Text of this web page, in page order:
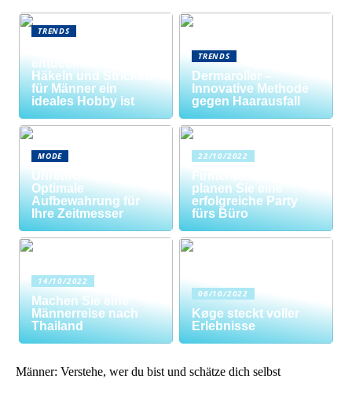
TRENDS
entdecken: Warum
Häkeln und Stricken
für Männer ein
ideales Hobby ist
TRENDS
Dermaroller –
Innovative Methode
gegen Haarausfall
MODE
Uhrenrolle: Die
Optimale
Aufbewahrung für
Ihre Zeitmesser
22/10/2022
Firmenfeier? So
planen Sie eine
erfolgreiche Party
fürs Büro
14/10/2022
Machen Sie eine
Männerreise nach
Thailand
06/10/2022
Køge steckt voller
Erlebnisse
Männer: Verstehe, wer du bist und schätze dich selbst